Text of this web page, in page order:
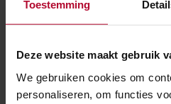
Toestemming
Deze website maakt gebruik
We gebruiken cookies om
personaliseren, om functies
overzichtelijk mogelijk te
het werkterrein op het plein
maatregelen zo zorgen we